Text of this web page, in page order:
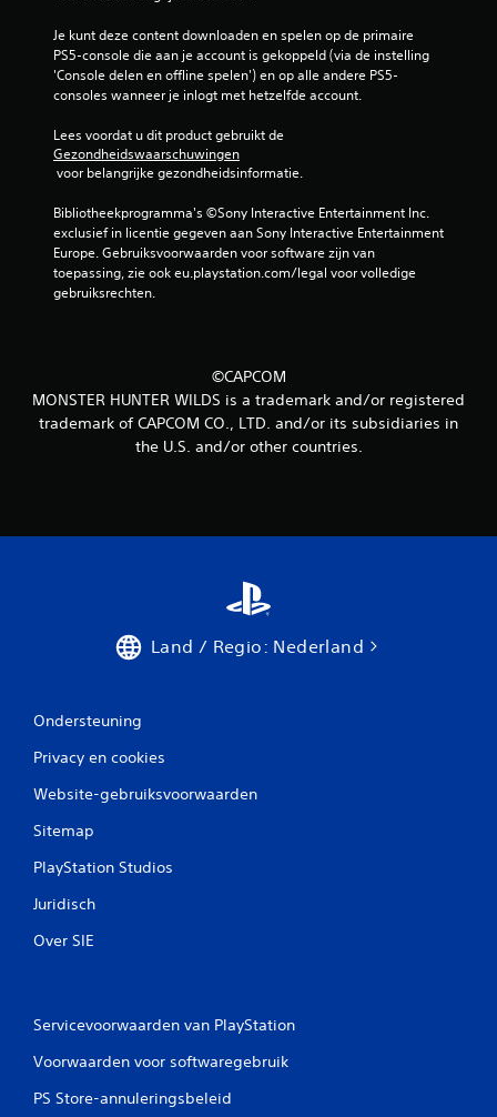
Je kunt deze content downloaden en spelen op de primaire
PS5-console die aan je account is gekoppeld (via de instelling
'Console delen en offline spelen') en op alle andere PS5-
consoles wanneer je inlogt met hetzelfde account.
Lees voordat u dit product gebruikt de
Gezondheidswaarschuwingen
voor belangrijke gezondheidsinformatie.
Bibliotheekprogramma's ©Sony Interactive Entertainment Inc.
exclusief in licentie gegeven aan Sony Interactive Entertainment
Europe. Gebruiksvoorwaarden voor software zijn van
toepassing, zie ook eu.playstation.com/legal voor volledige
gebruiksrechten.
©CAPCOM
MONSTER HUNTER WILDS is a trademark and/or registered
trademark of CAPCOM CO., LTD. and/or its subsidiaries in
the U.S. and/or other countries.
Land / Regio: Nederland
Ondersteuning
Privacy en cookies
Website-gebruiksvoorwaarden
Sitemap
PlayStation Studios
Juridisch
Over SIE
Servicevoorwaarden van PlayStation
Voorwaarden voor softwaregebruik
PS Store-annuleringsbeleid